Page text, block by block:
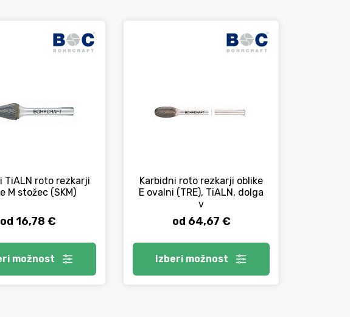
TiALN roto rezkarji
M stožec (SKM)
od 16,78 €
možnost
Karbidni roto rezkarji oblike
E ovalni (TRE), TiALN, dolga
v
od 64,67 €
Izberi možnost